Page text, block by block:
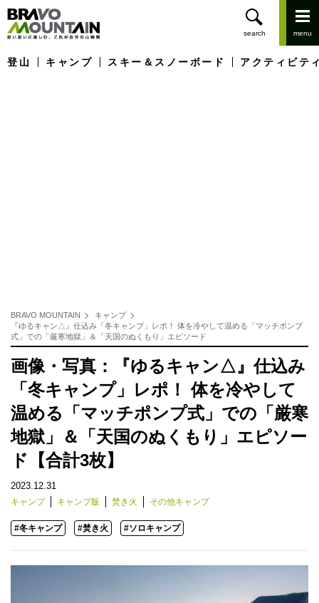
登山 キャンプ スキー＆スノーボード アクティビテ
BRAVO MOUNTAIN
キャンプ
『ゆるキャン△』仕込み「冬キャンプ」レポ！ 体を冷やして温める「マッチポンプ
式」での「厳寒地獄」＆「天国のぬくもり」エピソード
画像・写真：『ゆるキャン△』仕込み
「冬キャンプ」レポ！ 体を冷やして
温める「マッチポンプ式」での「厳寒
地獄」＆「天国のぬくもり」エピソー
ド【合計3枚】
2023.12.31
キャンプ キャンプ飯 焚き火 その他キャンプ
#冬キャンプ #焚き火 #ソロキャンプ